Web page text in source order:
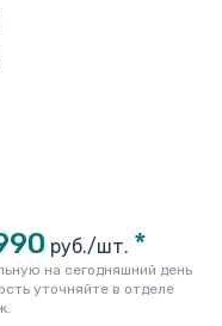
руб./шт. *
на сегодняшний день
уточняйте в отделе